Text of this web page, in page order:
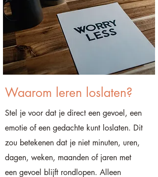
Waarom leren loslaten?
Stel je voor dat je direct een gevoel, een
emotie of een gedachte kunt loslaten. Dit
zou betekenen dat je niet minuten, uren,
dagen, weken, maanden of jaren met
een gevoel blijft rondlopen. Alleen